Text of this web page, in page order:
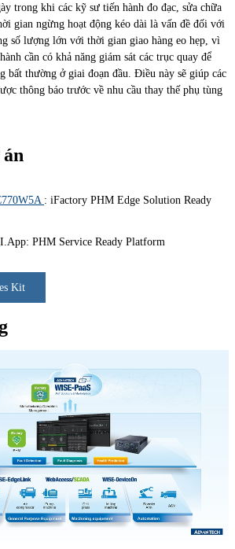
trong khi các kỹ sư tiến hành đo đạc, sửa chữa
gian ngừng hoạt động kéo dài là vấn đề đối với
số lượng lớn với thời gian giao hàng eo hẹp, vì
cần có khả năng giám sát các trục quay để
bất thường ở giai đoạn đầu. Điều này sẽ giúp các
thông báo trước về nhu cầu thay thế phụ tùng
: iFactory PHM Edge Solution Ready
I.App: PHM Service Ready Platform
Kit